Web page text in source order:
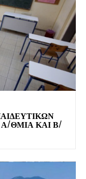
ΘΜΙΑ ΚΑΙ Β/